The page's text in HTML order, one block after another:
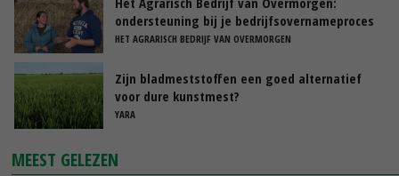
ondersteuning bij je bedrijfsovernameproces
HET AGRARISCH BEDRIJF VAN OVERMORGEN
Zijn bladmeststoffen een goed alternatief
voor dure kunstmest?
YARA
MEEST GELEZEN